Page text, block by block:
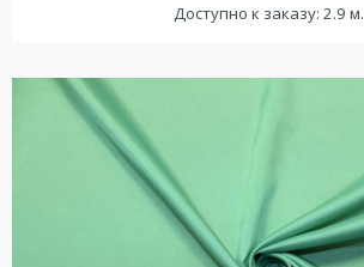
Доступно к заказу: 2.9 м.